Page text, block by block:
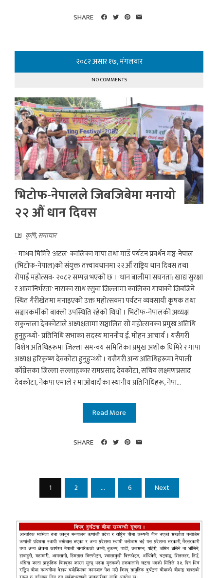
SHARE
२०८२ असार १७, मंगलवार
NO COMMENTS
भिटोफ-नेपालले जिबजिबेमा मनायो
२२ औँ धान दिवस
कृषि,समाचार
- माधव घिमिरे 'अटल' कालिका गापा तथा गाउँ पर्यटन प्रवर्धन मञ्च-नेपाल
(भिटोफ-नेपाल)को संयुक्त तत्त्वावधानमा २२औँ राष्ट्रिय धान दिवस तथा
रोपाइँ महोत्सव- २०८२ सम्पन्न भएको छ । 'धान बालीमा सघनता: खाद्य सुरक्षा
र आत्मनिर्भरता' नाराका साथ रसुवा जिल्लामा कालिका गापाको जिबजिबे
स्थित गैरीखेतमा मनाइएको उक्त महोत्सवमा पर्यटन व्यवसायी कृषक तथा
सञ्चारकर्मीको बाक्लो उपस्थिति रहेको थियो । भिटोफ-नेपालकी अध्यक्ष
सकुन्तला देवकोटाले अध्यक्षतामा सञ्चालित सो महोत्सवका प्रमुख अतिथि
हुनुहुन्थ्यो- प्रतिनिधि सभाका सदस्य माननीय ई. मोहन आचार्य । यसैगरी
विशेष अतिथिहरूमा जिल्ला समन्वय समितिका प्रमुख अशोक घिमिरे र गापा
अध्यक्ष हरिकृष्ण देवकोटा हुनुहुन्थ्यो । यसैगरी अन्य अतिथिहरूमा नेपाली
काँग्रेसका जिल्ला सल्लाहकार रामप्रसाद देवकोटा, सचिव लक्ष्मणप्रसाद
देवकोटा, नेकपा एमाले र माओवादीका स्थानीय प्रतिनिधिहरू, नेपा...
Read More
SHARE
Posts
pagination
1 2 … 6 Next